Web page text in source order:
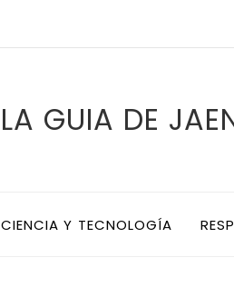
LA GUIA DE
CIENCIA Y TECNOLOGÍA